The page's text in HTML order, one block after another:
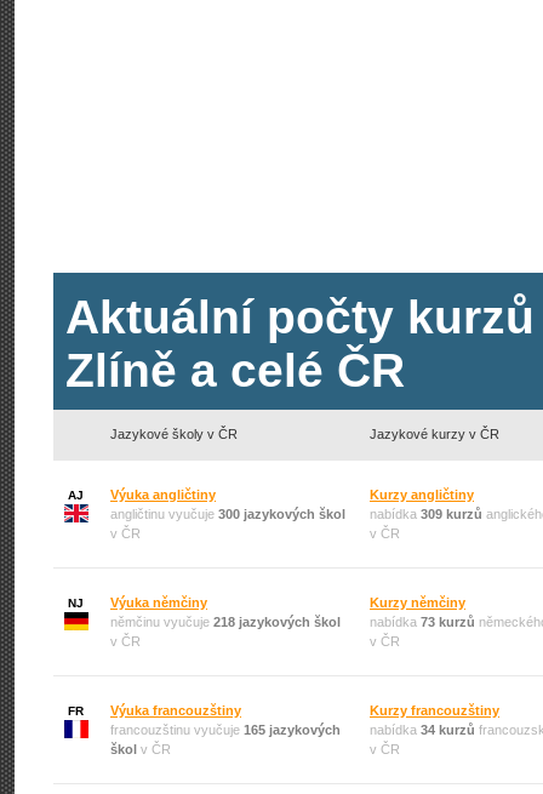
Aktuální počty
Zlíně a celé ČR
Jazykové školy v ČR Jazykové kurzy v ČR
AJ
Výuka angličtiny
angličtinu vyučuje 300 jazykových škol
v ČR
Kurzy angličtiny
nabídka 309 kurzů
v ČR
NJ
Výuka němčiny
němčinu vyučuje 218 jazykových škol
v ČR
Kurzy němčiny
nabídka 73 kurzů
v ČR
FR
Výuka francouzštiny
francouzštinu vyučuje 165 jazykových
škol v ČR
Kurzy francouzštiny
nabídka 34 kurzů
v ČR